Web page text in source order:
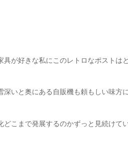
具が好きな私にこのレトロなポストは
深いと奥にある自販機も頼もしい味方
どこまで発展するのかずっと見続けて